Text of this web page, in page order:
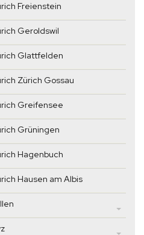
Freienstein
Geroldswil
Glattfelden
Zürich Gossau
Greifensee
Grüningen
Hagenbuch
Hausen am Albis